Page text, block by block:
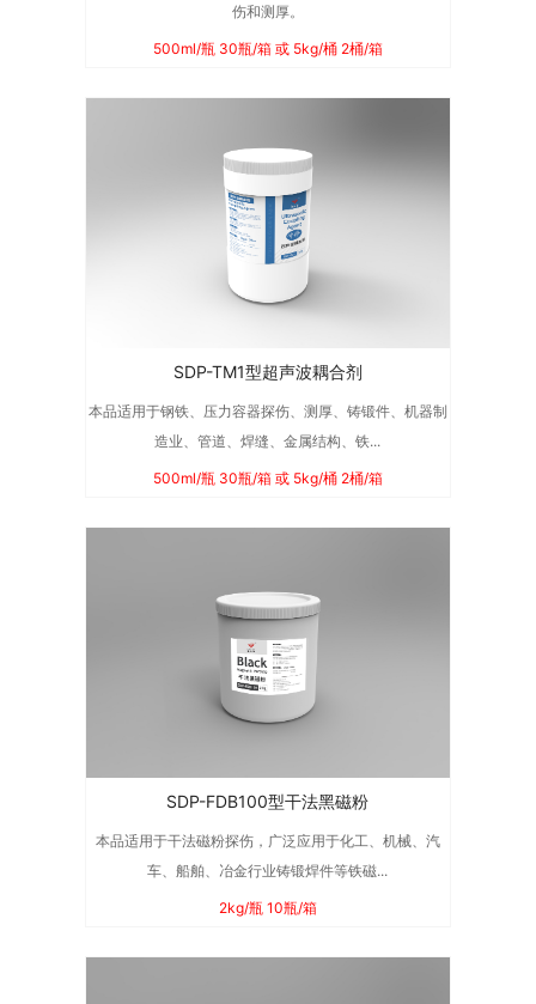
伤和测厚。
500ml/瓶 30瓶/箱 或 5kg/桶 2桶/箱
SDP-TM1型超声波耦合剂
本品适用于钢铁、压力容器探伤、测厚、铸锻件、机器制
造业、管道、焊缝、金属结构、铁...
500ml/瓶 30瓶/箱 或 5kg/桶 2桶/箱
SDP-FDB100型干法黑磁粉
本品适用于干法磁粉探伤，广泛应用于化工、机械、汽
车、船舶、冶金行业铸锻焊件等铁磁...
2kg/瓶 10瓶/箱